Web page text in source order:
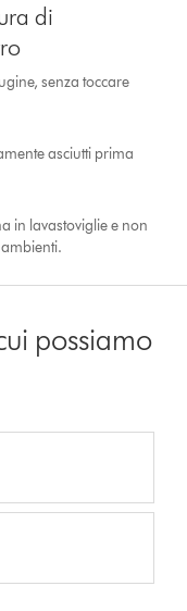
di
senza toccare
asciutti prima
in lavastoviglie e non
possiamo